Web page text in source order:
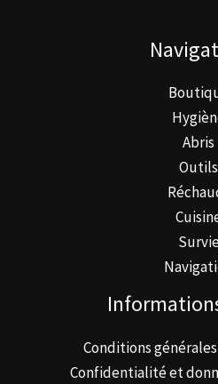
la
du
Abris
Outils
Conditions
Confidentialité et